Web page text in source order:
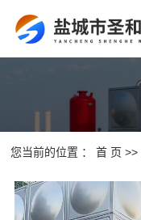
关于我们
产品中心
案例展示
您当前的位置 ：首 页 >>